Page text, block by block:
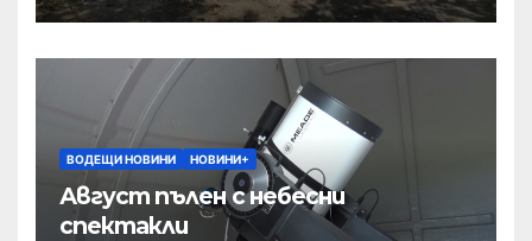
ВОДЕЩИ НОВИНИ НОВИНИ+
Август пълен с небесни
спектакли